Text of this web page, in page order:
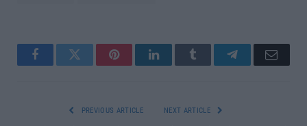
FacebookTwitter PinterestLinkedInTumblr TelegramEmail
PREVIOUS ARTICLE NEXT ARTICLE